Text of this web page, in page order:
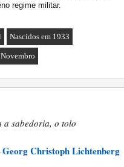
regime militar.
Nascidos em 1933
a sabedoria, o tolo
Georg Christoph Lichtenberg